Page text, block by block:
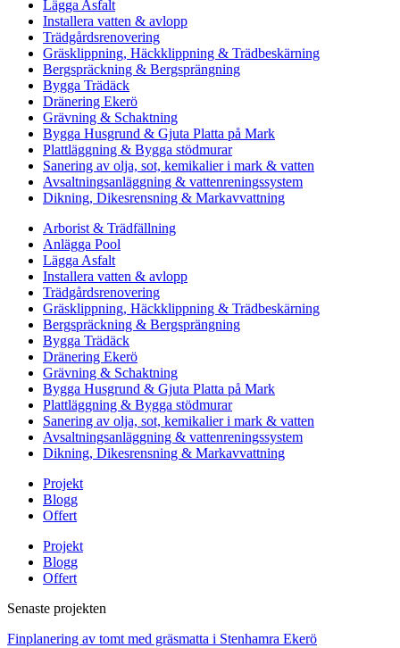
Lägga Asfalt
Installera vatten & avlopp
Trädgårdsrenovering
Gräsklippning, Häckklippning & Trädbeskärning
Bergspräckning & Bergsprängning
Bygga Trädäck
Dränering Ekerö
Grävning & Schaktning
Bygga Husgrund & Gjuta Platta på Mark
Plattläggning & Bygga stödmurar
Sanering av olja, sot, kemikalier i mark & vatten
Avsaltningsanläggning & vattenreningssystem
Dikning, Dikesrensning & Markavvattning
Arborist & Trädfällning
Anlägga Pool
Lägga Asfalt
Installera vatten & avlopp
Trädgårdsrenovering
Gräsklippning, Häckklippning & Trädbeskärning
Bergspräckning & Bergsprängning
Bygga Trädäck
Dränering Ekerö
Grävning & Schaktning
Bygga Husgrund & Gjuta Platta på Mark
Plattläggning & Bygga stödmurar
Sanering av olja, sot, kemikalier i mark & vatten
Avsaltningsanläggning & vattenreningssystem
Dikning, Dikesrensning & Markavvattning
Projekt
Blogg
Offert
Projekt
Blogg
Offert
Senaste projekten
Finplanering av tomt med gräsmatta i Stenhamra Ekerö